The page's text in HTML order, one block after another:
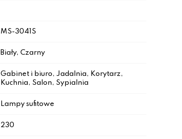
MS-3041S
Biały, Czarny
Gabinet i biuro, Jadalnia, Korytarz,
Kuchnia, Salon, Sypialnia
Lampy sufitowe
230